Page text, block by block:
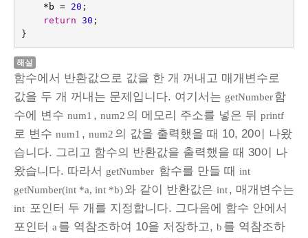
* b = 20 ;
return 30 ;
}
해설
함수에서 반환값으로 값을 한 개 꺼내고 매개변수로
값을 두 개 꺼내는 문제입니다. 여기서는 getNumber함
수에 변수 num1 , num2 의 메모리 주소를 넣은 뒤 printf
로 변수 num1 , num2 의 값을 출력했을 때 10, 20이 나왔
습니다. 그리고 함수의 반환값을 출력했을 때 30이 나
왔습니다. 따라서 getNumber 함수를 만들 때 int
getNumber(int *a, int *b)와 같이 반환값은 int, 매개변수는
int 포인터 두 개를 지정합니다. 그다음에 함수 안에서
포인터 a 를 역참조하여 10을 저장하고, b 를 역참조하